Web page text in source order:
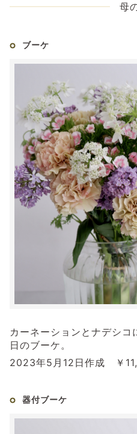
母
ブーケ
カーネーションとナデシ
日のブーケ。
2023年5月12日作成 ￥
器付ブーケ